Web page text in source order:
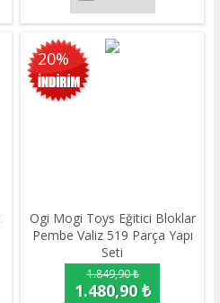
20%
Ogi Mogi Toys Eğitici Bloklar
Pembe Valiz 519 Parça Yapı
Seti
1.849,90 ₺
1.480,90 ₺